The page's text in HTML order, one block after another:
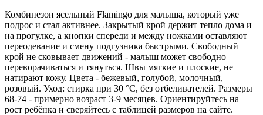
Комбинезон ясельный Flamingo для малыша, который уже
подрос и стал активнее. Закрытый крой держит тепло дома и
на прогулке, а кнопки спереди и между ножками оставляют
переодевание и смену подгузника быстрыми. Свободный
крой не сковывает движений - малыш может свободно
переворачиваться и тянуться. Швы мягкие и плоские, не
натирают кожу. Цвета - бежевый, голубой, молочный,
розовый. Уход: стирка при 30 °C, без отбеливателей. Размеры
68-74 - примерно возраст 3-9 месяцев. Ориентируйтесь на
рост ребёнка и сверяйтесь с таблицей размеров на сайте.